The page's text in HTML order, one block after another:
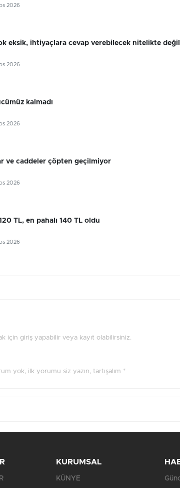
2026
eksik, ihtiyaçlara cevap verebilecek nitelikte değil
2026
kalmadı
2026
ve caddeler çöpten geçilmiyor
2026
TL, en pahalı 140 TL oldu
2026
için giriş yapabilir veya kayıt olabilirsiniz.
yok, ilk yorumu siz yazın, tartışalım *
KURUMSAL
KÜNYE